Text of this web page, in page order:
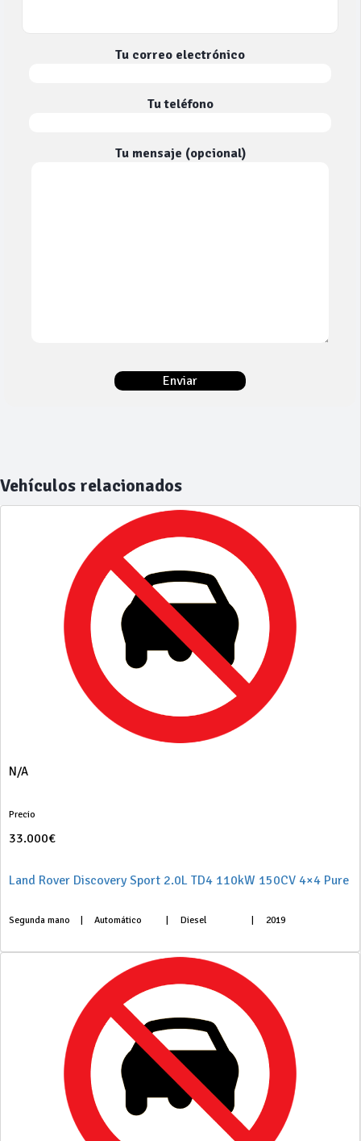
Tu correo electrónico
Tu teléfono
Tu mensaje (opcional)
Vehículos relacionados
N/A
Precio
33.000€
Land Rover Discovery Sport 2.0L TD4 110kW 150CV 4×4 Pure
Segunda mano Automático Diesel 2019